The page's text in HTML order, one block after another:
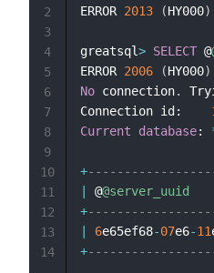
ERROR 2013 (HY000)
greatsql> SELECT @
ERROR 2006 (HY000)
No connection.
Connection id:
Current
database:
+
@@server_uuid
+
6e65ef68-07e6-11
+
2
3
4
5
6
7
8
9
10
11
12
13
14